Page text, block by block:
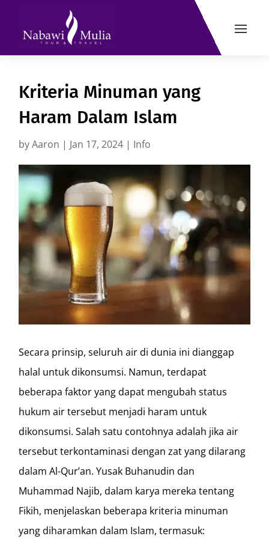
Kriteria Minuman yang
Haram Dalam Islam
byAaron | Jan 17, 2024 | Info
Secara prinsip, seluruh air di dunia ini dianggap
halal untuk dikonsumsi. Namun, terdapat
beberapa faktor yang dapat mengubah status
hukum air tersebut menjadi haram untuk
dikonsumsi. Salah satu contohnya adalah jika air
tersebut terkontaminasi dengan zat yang dilarang
dalam Al-Qur’an. Yusak Buhanudin dan
Muhammad Najib, dalam karya mereka tentang
Fikih, menjelaskan beberapa kriteria minuman
yang diharamkan dalam Islam, termasuk: